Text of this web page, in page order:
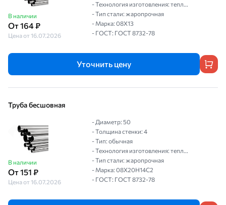
В наличии
От 164 ₽
Цена от 16.07.2026
- Технология изготовления: тепл...
- Тип стали: жаропрочная
- Марка: 08Х13
- ГОСТ: ГОСТ 8732-78
Уточнить цену
Труба бесшовная
В наличии
От 151 ₽
Цена от 16.07.2026
- Диаметр: 50
- Толщина стенки: 4
- Тип: обычная
- Технология изготовления: тепл...
- Тип стали: жаропрочная
- Марка: 08Х20Н14С2
- ГОСТ: ГОСТ 8732-78